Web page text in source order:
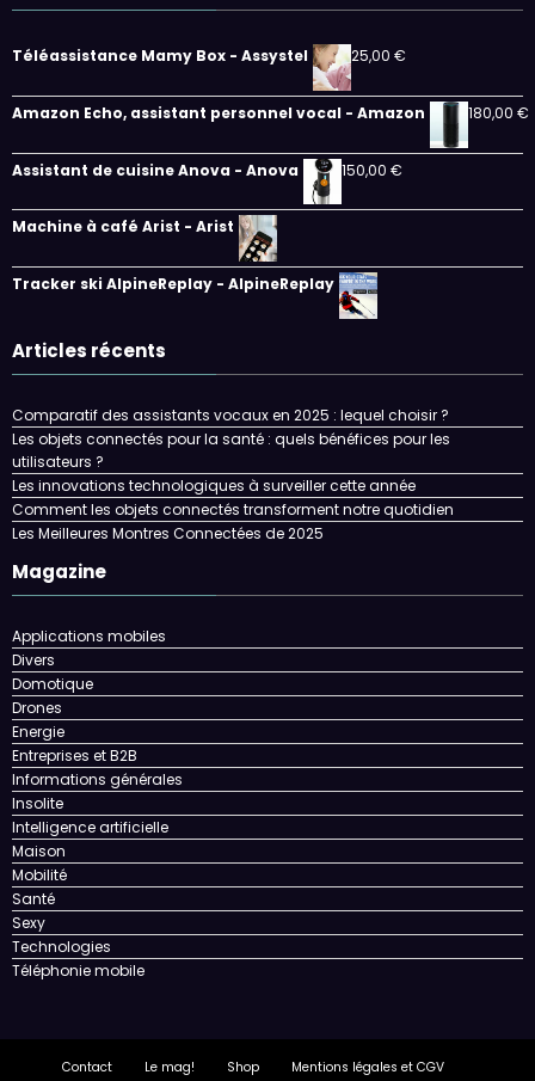
Téléassistance Mamy Box - Assystel 25,00 €
Amazon Echo, assistant personnel vocal - Amazon 180,00 €
Assistant de cuisine Anova - Anova 150,00 €
Machine à café Arist - Arist
Tracker ski AlpineReplay - AlpineReplay
Articles récents
Comparatif des assistants vocaux en 2025 : lequel choisir ?
Les objets connectés pour la santé : quels bénéfices pour les
utilisateurs ?
Les innovations technologiques à surveiller cette année
Comment les objets connectés transforment notre quotidien
Les Meilleures Montres Connectées de 2025
Magazine
Applications mobiles
Divers
Domotique
Drones
Energie
Entreprises et B2B
Informations générales
Insolite
Intelligence artificielle
Maison
Mobilité
Santé
Sexy
Technologies
Téléphonie mobile
Contact Le mag! Shop Mentions légales et CGV